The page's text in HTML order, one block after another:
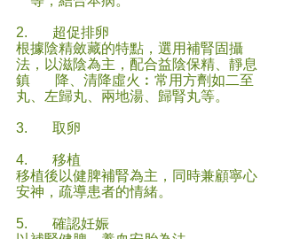
2.       超促排卵
根據陰精斂藏的特點，選用補腎固攝
法，以滋陰為主，配合益陰保精、靜息
鎮       降、清降虛火︰常用方劑如二至
丸、左歸丸、兩地湯、歸腎丸等。
3.       取卵
4.       移植
移植後以健脾補腎為主，同時兼顧寧心
安神，疏導患者的情緒。
5.       確認妊娠